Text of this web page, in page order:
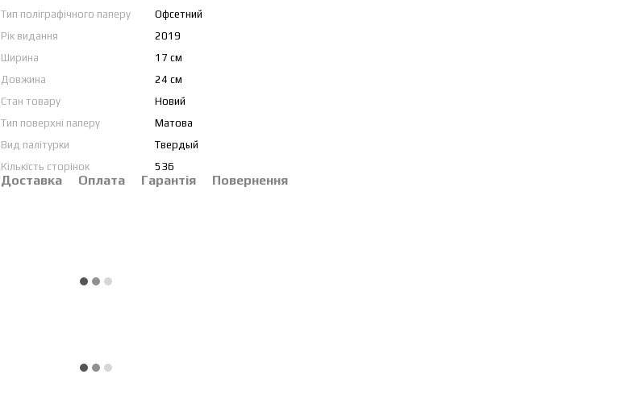
Тип поліграфічного паперу
Офсетний
Рік видання
2019
Ширина
17 см
Довжина
24 см
Стан товару
Новий
Тип поверхні паперу
Матова
Вид палітурки
Твердый
Кількість сторінок
536
Доставка Оплата Гарантія Повернення